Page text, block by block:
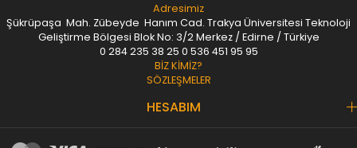
Adresimiz
Şükrüpaşa Mah. Zübeyde Hanım Cad. Trakya Üniversitesi Teknoloji
Geliştirme Bölgesi Blok No: 3/2 Merkez / Edirne / Türkiye
0 284 235 38 25 0 536 451 95 95
BİZ KİMİZ?
SÖZLEŞMELER
HESABIM